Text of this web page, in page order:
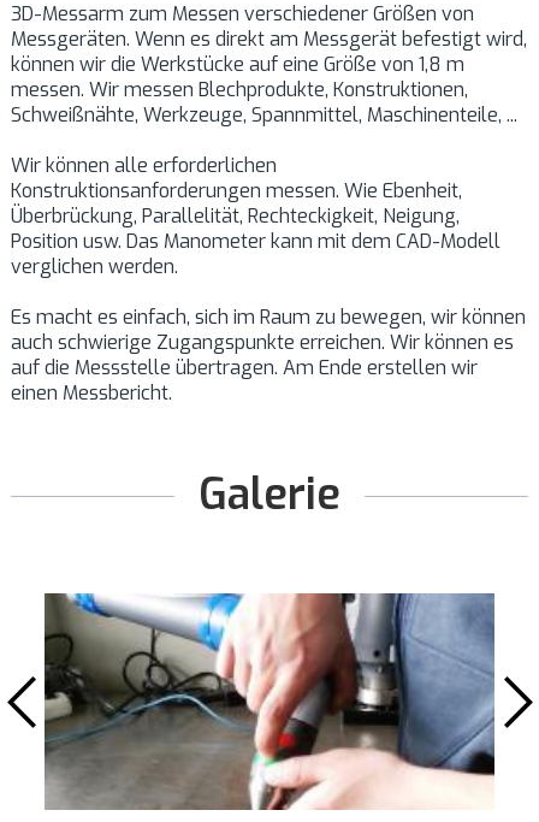
3D-Messarm zum Messen verschiedener Größen von
Messgeräten. Wenn es direkt am Messgerät befestigt wird,
können wir die Werkstücke auf eine Größe von 1,8 m
messen. Wir messen Blechprodukte, Konstruktionen,
Schweißnähte, Werkzeuge, Spannmittel, Maschinenteile, ...
Wir können alle erforderlichen
Konstruktionsanforderungen messen. Wie Ebenheit,
Überbrückung, Parallelität, Rechteckigkeit, Neigung,
Position usw. Das Manometer kann mit dem CAD-Modell
verglichen werden.
Es macht es einfach, sich im Raum zu bewegen, wir können
auch schwierige Zugangspunkte erreichen. Wir können es
auf die Messstelle übertragen. Am Ende erstellen wir
einen Messbericht.
Galerie